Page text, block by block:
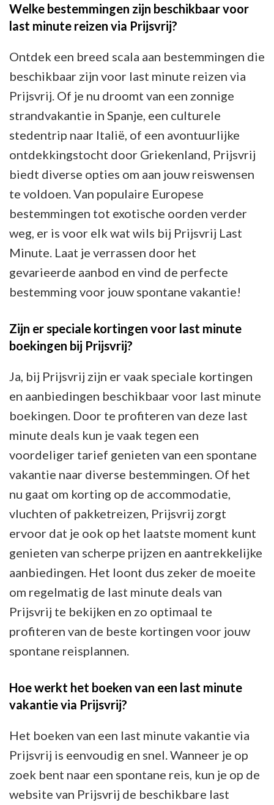
Welke bestemmingen zijn beschikbaar voor
last minute reizen via Prijsvrij?
Ontdek een breed scala aan bestemmingen die
beschikbaar zijn voor last minute reizen via
Prijsvrij. Of je nu droomt van een zonnige
strandvakantie in Spanje, een culturele
stedentrip naar Italië, of een avontuurlijke
ontdekkingstocht door Griekenland, Prijsvrij
biedt diverse opties om aan jouw reiswensen
te voldoen. Van populaire Europese
bestemmingen tot exotische oorden verder
weg, er is voor elk wat wils bij Prijsvrij Last
Minute. Laat je verrassen door het
gevarieerde aanbod en vind de perfecte
bestemming voor jouw spontane vakantie!
Zijn er speciale kortingen voor last minute
boekingen bij Prijsvrij?
Ja, bij Prijsvrij zijn er vaak speciale kortingen
en aanbiedingen beschikbaar voor last minute
boekingen. Door te profiteren van deze last
minute deals kun je vaak tegen een
voordeliger tarief genieten van een spontane
vakantie naar diverse bestemmingen. Of het
nu gaat om korting op de accommodatie,
vluchten of pakketreizen, Prijsvrij zorgt
ervoor dat je ook op het laatste moment kunt
genieten van scherpe prijzen en aantrekkelijke
aanbiedingen. Het loont dus zeker de moeite
om regelmatig de last minute deals van
Prijsvrij te bekijken en zo optimaal te
profiteren van de beste kortingen voor jouw
spontane reisplannen.
Hoe werkt het boeken van een last minute
vakantie via Prijsvrij?
Het boeken van een last minute vakantie via
Prijsvrij is eenvoudig en snel. Wanneer je op
zoek bent naar een spontane reis, kun je op de
website van Prijsvrij de beschikbare last